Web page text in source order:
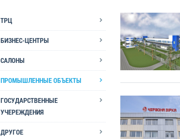
ТРЦ
БИЗНЕС-ЦЕНТРЫ
САЛОНЫ
ПРОМЫШЛЕННЫЕ ОБЪЕКТЫ
ГОСУДАРСТВЕННЫЕ
УЧЕРЕЖДЕНИЯ
ДРУГОЕ